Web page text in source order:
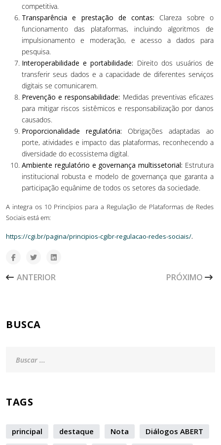
competitiva.
Transparência e prestação de contas: Clareza sobre o
funcionamento das plataformas, incluindo algoritmos de
impulsionamento e moderação, e acesso a dados para
pesquisa.
Interoperabilidade e portabilidade: Direito dos usuários de
transferir seus dados e a capacidade de diferentes serviços
digitais se comunicarem.
Prevenção e responsabilidade: Medidas preventivas eficazes
para mitigar riscos sistêmicos e responsabilização por danos
causados.
Proporcionalidade regulatória: Obrigações adaptadas ao
porte, atividades e impacto das plataformas, reconhecendo a
diversidade do ecossistema digital.
Ambiente regulatório e governança multissetorial: Estrutura
institucional robusta e modelo de governança que garanta a
participação equânime de todos os setores da sociedade.
A integra os 10 Princípios para a Regulação de Plataformas de Redes
Sociais está em:
https://cgi.br/pagina/principios-cgibr-regulacao-redes-sociais/.
ARTIGO ANTERIOR: STF DEBATE PUBLICIDADE DE
ANTERIOR PRÓXIMO
PRÓXIMO
BUSCA
TAGS
principal destaque Nota
Diálogos ABERT